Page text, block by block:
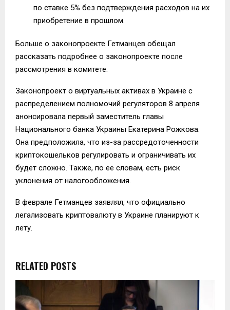
по ставке 5% без подтверждения расходов на их
приобретение в прошлом.
Больше о законопроекте Гетманцев обещал
рассказать подробнее о законопроекте после
рассмотрения в комитете.
Законопроект о виртуальных активах в Украине с
распределением полномочий регуляторов 8 апреля
анонсировала первый заместитель главы
Национального банка Украины Екатерина Рожкова.
Она предположила, что из-за рассредоточенности
криптокошельков регулировать и ограничивать их
будет сложно. Также, по ее словам, есть риск
уклонения от налогообложения.
В феврале Гетманцев заявлял, что официально
легализовать криптовалюту в Украине планируют к
лету.
RELATED POSTS